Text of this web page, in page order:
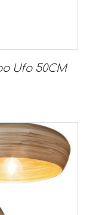
Ufo 50CM